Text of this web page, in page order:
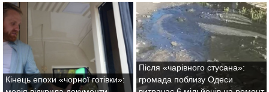
Кінець епохи «чорної готівки»:
Після «чарівного стусана»:
громада поблизу Одеси